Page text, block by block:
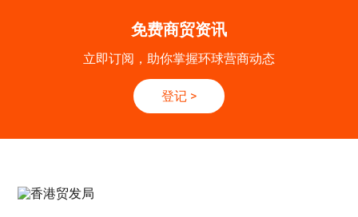
免费商贸资讯
立即订阅，助你掌握环球营商动态
登记 >